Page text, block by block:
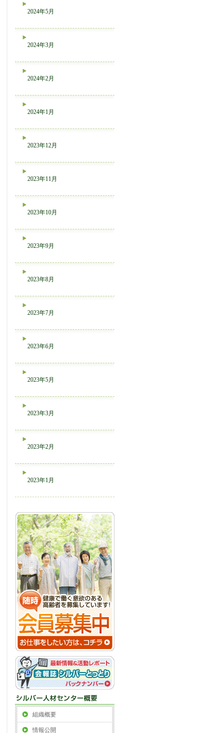
2024年5月
2024年3月
2024年2月
2024年1月
2023年12月
2023年11月
2023年10月
2023年9月
2023年8月
2023年7月
2023年6月
2023年5月
2023年3月
2023年2月
2023年1月
組織概要
情報公開